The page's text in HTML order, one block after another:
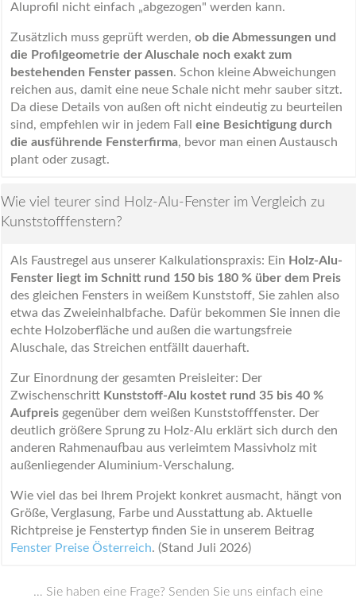
Aluprofil nicht einfach „abgezogen" werden kann.
Zusätzlich muss geprüft werden, ob die Abmessungen und
die Profilgeometrie der Aluschale noch exakt zum
bestehenden Fenster passen. Schon kleine Abweichungen
reichen aus, damit eine neue Schale nicht mehr sauber sitzt.
Da diese Details von außen oft nicht eindeutig zu beurteilen
sind, empfehlen wir in jedem Fall eine Besichtigung durch
die ausführende Fensterfirma, bevor man einen Austausch
plant oder zusagt.
Wie viel teurer sind Holz-Alu-Fenster im Vergleich zu
Kunststofffenstern?
Als Faustregel aus unserer Kalkulationspraxis: Ein Holz-Alu-
Fenster liegt im Schnitt rund 150 bis 180 % über dem Preis
des gleichen Fensters in weißem Kunststoff, Sie zahlen also
etwa das Zweieinhalbfache. Dafür bekommen Sie innen die
echte Holzoberfläche und außen die wartungsfreie
Aluschale, das Streichen entfällt dauerhaft.
Zur Einordnung der gesamten Preisleiter: Der
Zwischenschritt Kunststoff-Alu kostet rund 35 bis 40 %
Aufpreis gegenüber dem weißen Kunststofffenster. Der
deutlich größere Sprung zu Holz-Alu erklärt sich durch den
anderen Rahmenaufbau aus verleimtem Massivholz mit
außenliegender Aluminium-Verschalung.
Wie viel das bei Ihrem Projekt konkret ausmacht, hängt von
Größe, Verglasung, Farbe und Ausstattung ab. Aktuelle
Richtpreise je Fenstertyp finden Sie in unserem Beitrag
Fenster Preise Österreich. (Stand Juli 2026)
… Sie haben eine Frage? Senden Sie uns einfach eine